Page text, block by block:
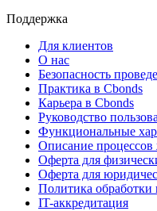
Поддержка
Для клиентов
О нас
Безопасность
Практика в Cbonds
Карьера в Cbonds
Руководство
Функциональные
Описание процессов
Оферта для
Оферта для
Политика
IT-аккредитация